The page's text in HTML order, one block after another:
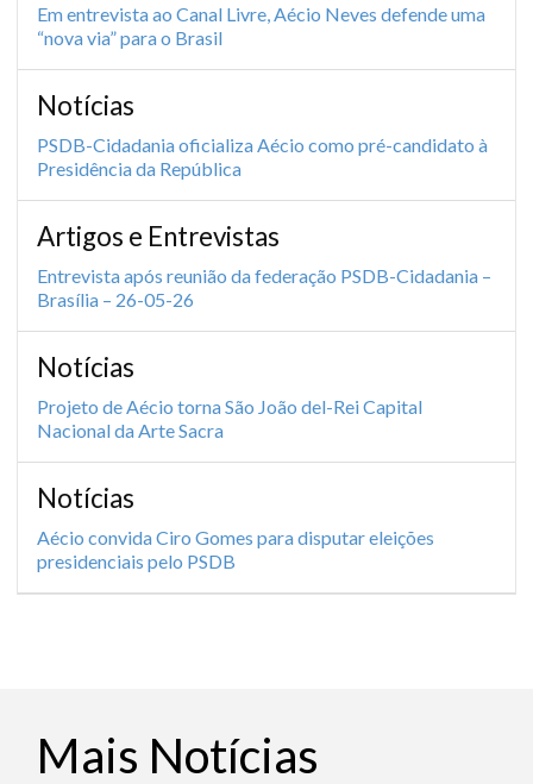
Em entrevista ao Canal Livre, Aécio Neves defende uma
“nova via” para o Brasil
Notícias
PSDB-Cidadania oficializa Aécio como pré-candidato à
Presidência da República
Artigos e Entrevistas
Entrevista após reunião da federação PSDB-Cidadania –
Brasília – 26-05-26
Notícias
Projeto de Aécio torna São João del-Rei Capital
Nacional da Arte Sacra
Notícias
Aécio convida Ciro Gomes para disputar eleições
presidenciais pelo PSDB
Mais Notícias